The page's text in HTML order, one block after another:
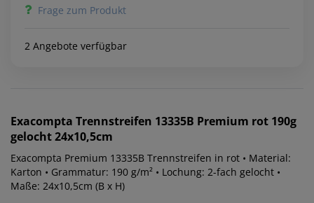
Frage zum Produkt
2 Angebote verfügbar
Exacompta Trennstreifen 13335B Premium rot 190g
gelocht 24x10,5cm
Exacompta Premium 13335B Trennstreifen in rot • Material:
Karton • Grammatur: 190 g/m² • Lochung: 2-fach gelocht •
Maße: 24x10,5cm (B x H)